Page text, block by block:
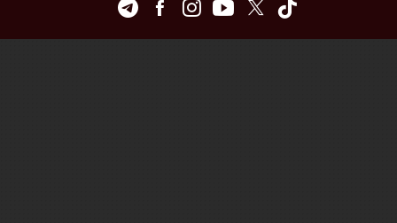
TelegramFacebookInstagramYoutubeTwitter